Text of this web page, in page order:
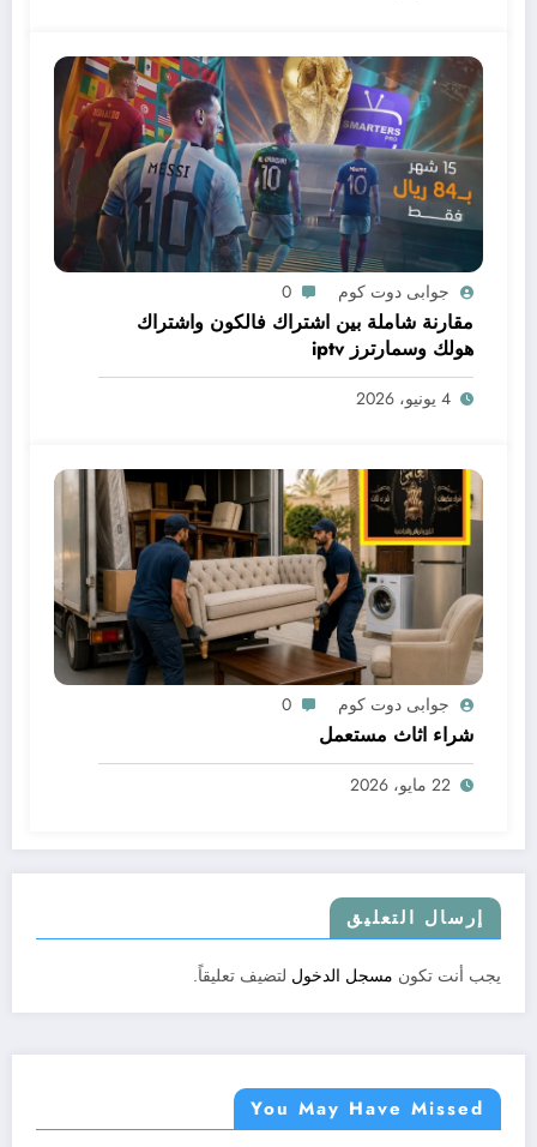
جوابى دوت كوم 0
مقارنة شاملة بين اشتراك فالكون واشتراك
هولك وسمارترز iptv
4 يونيو، 2026
جوابى دوت كوم 0
شراء اثاث مستعمل
22 مايو، 2026
إرسال التعليق
يجب أنت تكون مسجل الدخول لتضيف تعليقاً.
You May Have Missed